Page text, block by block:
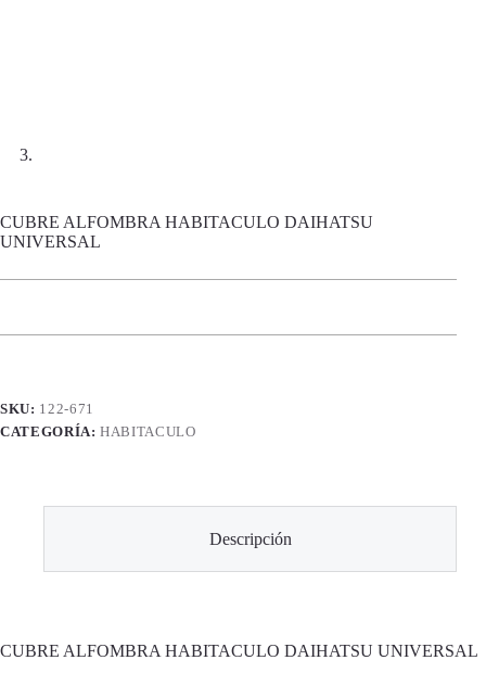
CUBRE ALFOMBRA HABITACULO DAIHATSU
UNIVERSAL
SKU: 122-671
CATEGORÍA:HABITACULO
Descripción
CUBRE ALFOMBRA HABITACULO DAIHATSU UNIVERSAL